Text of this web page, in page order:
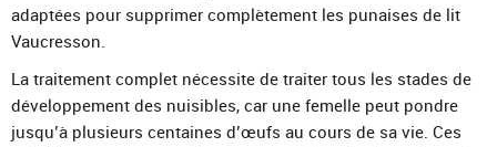
adaptées pour supprimer complètement les punaises de lit
Vaucresson.
La traitement complet nécessite de traiter tous les stades de
développement des nuisibles, car une femelle peut pondre
jusqu’à plusieurs centaines d’œufs au cours de sa vie. Ces